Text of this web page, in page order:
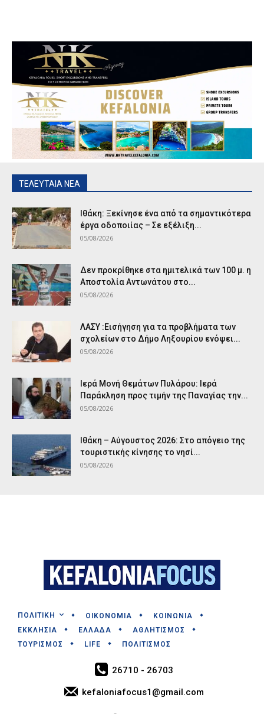
ΤΕΛΕΥΤΑΙΑ ΝΕΑ
Ιθάκη: Ξεκίνησε ένα από τα σημαντικότερα
έργα οδοποιίας – Σε εξέλιξη...
05/08/2026
Δεν προκρίθηκε στα ημιτελικά των 100 μ. η
Αποστολία Αντωνάτου στο...
05/08/2026
ΛΑΣΥ :Εισήγηση για τα προβλήματα των
σχολείων στο Δήμο Ληξουρίου ενόψει...
05/08/2026
Ιερά Μονή Θεμάτων Πυλάρου: Ιερά
Παράκληση προς τιμήν της Παναγίας την...
05/08/2026
Ιθάκη – Αύγουστος 2026: Στο απόγειο της
τουριστικής κίνησης το νησί...
05/08/2026
ΠΟΛΙΤΙΚΗ ΟΙΚΟΝΟΜΙΑ
ΚΟΙΝΩΝΙΑ
ΕΚΚΛΗΣΙΑ
ΕΛΛΑΔΑ
ΑΘΛΗΤΙΣΜΟΣ
ΤΟΥΡΙΣΜΟΣ
LIFE ΠΟΛΙΤΙΣΜΟΣ
26710 - 26703
kefaloniafocus1@gmail.com